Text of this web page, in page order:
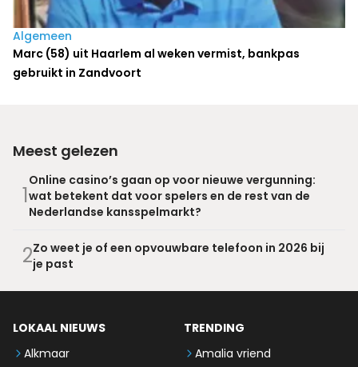
Algemeen
Marc (58) uit Haarlem al weken vermist, bankpas
gebruikt in Zandvoort
Meest gelezen
1
Online casino’s gaan op voor nieuwe vergunning:
wat betekent dat voor spelers en de rest van de
Nederlandse kansspelmarkt?
2Zo weet je of een opvouwbare telefoon in 2026 bij
je past
LOKAAL NIEUWS
Alkmaar
TRENDING
Amalia vriend